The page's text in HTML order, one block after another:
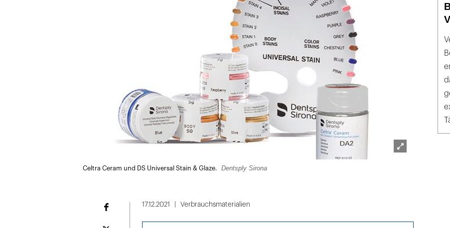
Celtra Ceram und DS Universal Stain & Glaze. Dentsply Sirona
17.12.2021 Verbrauchsmaterialien